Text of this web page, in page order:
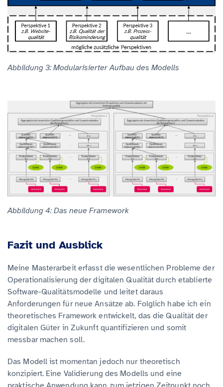
Abbildung 3: Modularisierter Aufbau des Modells
Abbildung 4: Das neue Framework
Fazit und Ausblick
Meine Masterarbeit erfasst die wesentlichen Probleme der
Operationalisierung der digitalen Qualität durch etablierte
Software-Qualitätsmodelle und leitet daraus
Anforderungen für neue Ansätze ab. Folglich habe ich ein
theoretisches Framework entwickelt, das die Qualität der
digitalen Güter in Zukunft quantifizieren und somit
messbar machen soll.
Das Modell ist momentan jedoch nur theoretisch
konzipiert. Eine Validierung des Modells und eine